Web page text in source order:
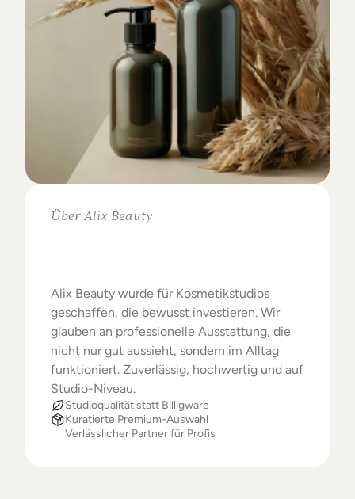
Über Alix Beauty
Alix Beauty wurde für Kosmetikstudios
geschaffen, die bewusst investieren. Wir
glauben an professionelle Ausstattung, die
nicht nur gut aussieht, sondern im Alltag
funktioniert. Zuverlässig, hochwertig und auf
Studio-Niveau.
Studioqualität statt Billigware
Kuratierte Premium-Auswahl
Verlässlicher Partner für Profis